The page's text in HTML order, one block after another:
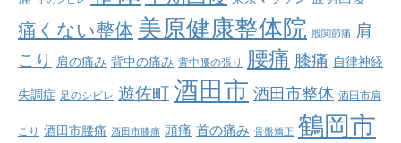
痛くない整体 美原健康整体院 股関節痛 肩
こり 肩の痛み 背中の痛み 背中腰の張り 腰痛 膝痛 自律神経
失調症 足のシビレ 遊佐町 酒田市 酒田市整体 酒田市肩
こり 酒田市腰痛 酒田市膝痛 頭痛 首の痛み 骨盤矯正 鶴岡市